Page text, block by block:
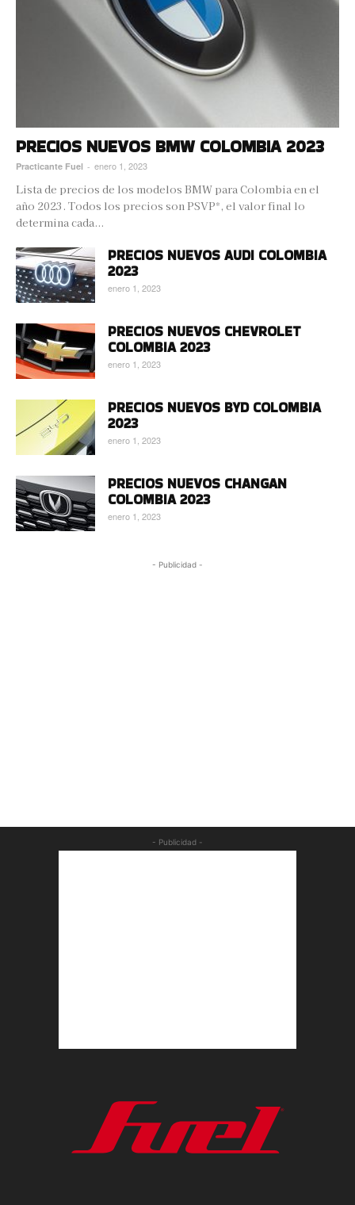
PRECIOS NUEVOS BMW COLOMBIA 2023
Practicante Fuel - enero 1, 2023
Lista de precios de los modelos BMW para Colombia en el
año 2023. Todos los precios son PSVP*, el valor final lo
determina cada...
PRECIOS NUEVOS AUDI COLOMBIA
2023
enero 1, 2023
PRECIOS NUEVOS CHEVROLET
COLOMBIA 2023
enero 1, 2023
PRECIOS NUEVOS BYD COLOMBIA
2023
enero 1, 2023
PRECIOS NUEVOS CHANGAN
COLOMBIA 2023
enero 1, 2023
- Publicidad -
- Publicidad -